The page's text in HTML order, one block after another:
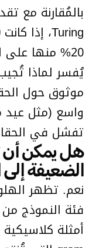
20% منها
يُفسر لماذا
موثوق حول
واسع (مثل عيد
تفشل في
هل يمكن أن
الضعيفة
نعم. تظهر
فئة النموذج